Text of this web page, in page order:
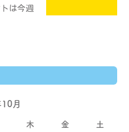
は今週
月
木 金 土